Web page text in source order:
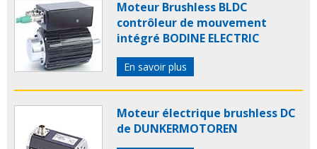
Moteur Brushless BLDC
contrôleur de mouvement
intégré BODINE ELECTRIC
En savoir plus
Moteur électrique brushless DC
de DUNKERMOTOREN